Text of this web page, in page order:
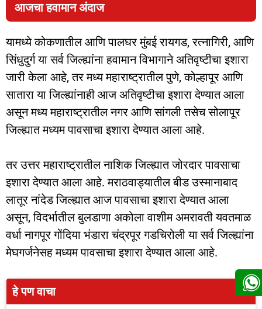
आजचा हवामान अंदाज
यामध्ये कोकणातील आणि पालघर मुंबई रायगड, रत्नागिरी, आणि
सिंधुदुर्ग या सर्व जिल्ह्यांना हवामान विभागाने अतिवृष्टीचा इशारा
जारी केला आहे, तर मध्य महाराष्ट्रातील पुणे, कोल्हापूर आणि
सातारा या जिल्ह्यांनाही आज अतिवृष्टीचा इशारा देण्यात आला
असून मध्य महाराष्ट्रातील नगर आणि सांगली तसेच सोलापूर
जिल्ह्यात मध्यम पावसाचा इशारा देण्यात आला आहे.
तर उत्तर महाराष्ट्रातील नाशिक जिल्ह्यात जोरदार पावसाचा
इशारा देण्यात आला आहे. मराठवाड्यातील बीड उस्मानाबाद
लातूर नांदेड जिल्ह्यात आज पावसाचा इशारा देण्यात आला
असून, विदर्भातील बुलडाणा अकोला वाशीम अमरावती यवतमाळ
वर्धा नागपूर गोंदिया भंडारा चंद्रपूर गडचिरोली या सर्व जिल्ह्यांना
मेघगर्जनेसह मध्यम पावसाचा इशारा देण्यात आला आहे.
हे पण वाचा